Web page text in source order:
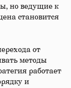
но ведущие к
становится
от
методы
работает
и